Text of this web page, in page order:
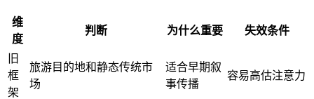
维
度
判断 为什么重要 失效条件
旧
框
架
旅游目的地和静态传统市
场
适合早期叙
事传播
容易高估注意力